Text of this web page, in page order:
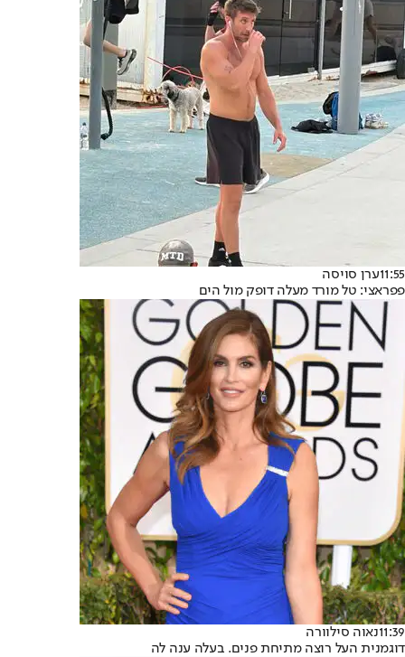
11:55ערן סויסה
פפראצי: טל מורד מעלה דופק מול הים
11:39נאוה סילוורה
דוגמנית העל רוצה מתיחת פנים. בעלה ענה לה